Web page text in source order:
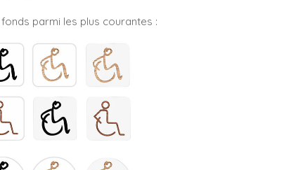
parmi les plus courantes :